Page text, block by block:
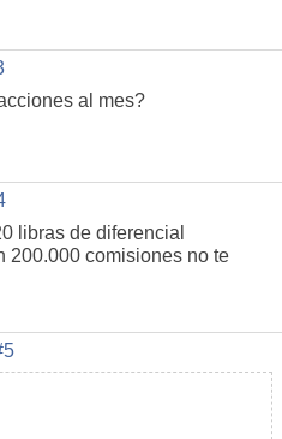
al mes?
libras de diferencial
200.000 comisiones no te